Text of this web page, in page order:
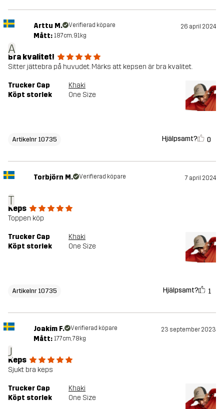
A
Arttu M. Verifierad köpare 26 april 2024
Mått: 187cm, 91kg
Bra kvalitet!
Sitter jättebra på huvudet. Märks att kepsen är bra kvalitet.
Trucker Cap
Khaki
Köpt storlek
One Size
Artikelnr 10735 Hjälpsamt? 0
T
Torbjörn M. Verifierad köpare 7 april 2024
Keps
Toppen köp
Trucker Cap
Khaki
Köpt storlek
One Size
Artikelnr 10735 Hjälpsamt? 1
J
Joakim F. Verifierad köpare 23 september 2023
Mått: 177cm, 78kg
Keps
Sjukt bra keps
Trucker Cap
Khaki
Köpt storlek
One Size